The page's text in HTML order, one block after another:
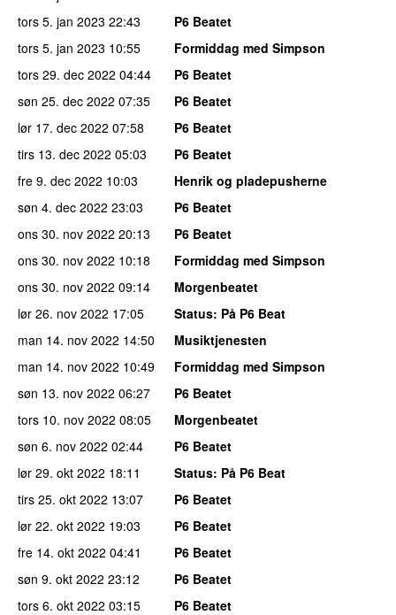
tors 5. jan 2023 22:43
P6 Beatet
tors 5. jan 2023 10:55
Formiddag med Simpson
tors 29. dec 2022 04:44
P6 Beatet
søn 25. dec 2022 07:35
P6 Beatet
lør 17. dec 2022 07:58
P6 Beatet
tirs 13. dec 2022 05:03
P6 Beatet
fre 9. dec 2022 10:03
Henrik og pladepusherne
søn 4. dec 2022 23:03
P6 Beatet
ons 30. nov 2022 20:13
P6 Beatet
ons 30. nov 2022 10:18
Formiddag med Simpson
ons 30. nov 2022 09:14
Morgenbeatet
lør 26. nov 2022 17:05 Status: På P6 Beat
man 14. nov 2022 14:50
Musiktjenesten
man 14. nov 2022 10:49
Formiddag med Simpson
søn 13. nov 2022 06:27
P6 Beatet
tors 10. nov 2022 08:05
Morgenbeatet
søn 6. nov 2022 02:44
P6 Beatet
lør 29. okt 2022 18:11 Status: På P6 Beat
tirs 25. okt 2022 13:07
P6 Beatet
lør 22. okt 2022 19:03
P6 Beatet
fre 14. okt 2022 04:41
P6 Beatet
søn 9. okt 2022 23:12
P6 Beatet
tors 6. okt 2022 03:15
P6 Beatet